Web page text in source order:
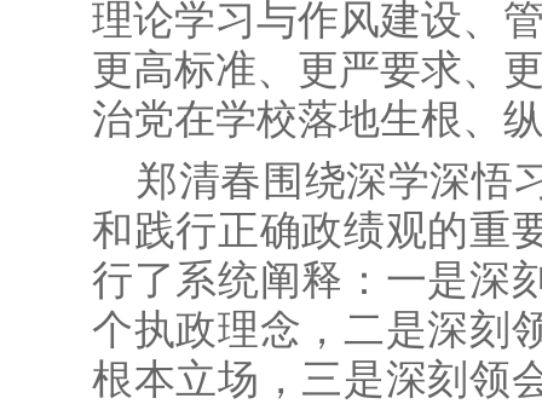
理论学习与作风建设、
更高标准、更严要求、
治党在学校落地生根、
郑清春围绕深学深悟
和践行正确政绩观的重
行了系统阐释：一是深
个执政理念，二是深刻
根本立场，三是深刻领